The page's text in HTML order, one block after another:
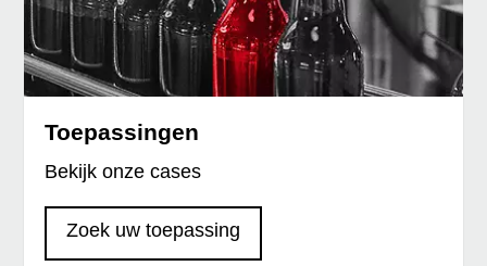
Toepassingen
Bekijk onze cases
Zoek uw toepassing